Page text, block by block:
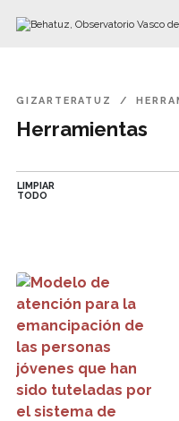
Ir directamente al
GIZARTERATUZ
Herramientas
LIMPIAR
TODO
Modelo de atención